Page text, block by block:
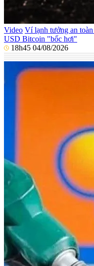
Video Ví lạnh tưởng an
USD Bitcoin "bốc hơi"
18h45 04/08/2026